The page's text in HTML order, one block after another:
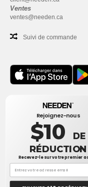
Ventes
ventes@needen.ca
Suivi de commande
Bureau
One Dundas Street West
Toronto, Ontario, M5G 1Z3
Ceci n'est PAS l'adresse de
Bureau
1300 rue Sherbrooke Ouest
Montreal, Quebec, H3G 1H9
Rejoignez-nous
$10 DE
RÉDUCTION
Recevez-le sur votre premier